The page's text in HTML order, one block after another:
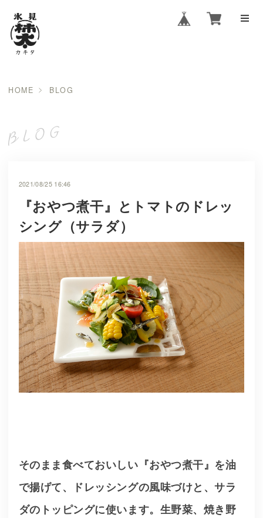
HOME BLOG
『おやつ煮干』とトマトのドレッ
シング（サラダ）
2021/08/25 16:46
そのまま食べておいしい『おやつ煮干』を油
で揚げて、ドレッシングの風味づけと、サラ
ダのトッピングに使います。生野菜、焼き野